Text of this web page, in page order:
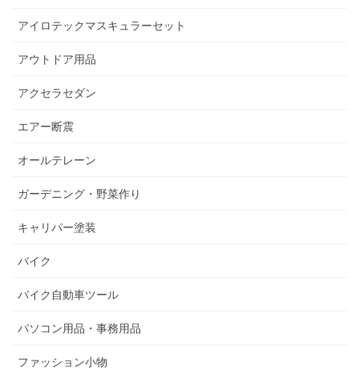
アイロテックマスキュラーセット
アウトドア用品
アクセラセダン
エアー断震
オールテレーン
ガーデニング・野菜作り
キャリパー塗装
バイク
バイク自動車ツール
パソコン用品・事務用品
ファッション小物